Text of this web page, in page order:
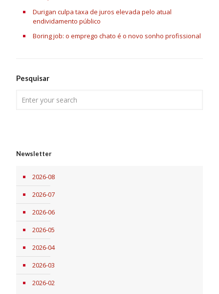
Durigan culpa taxa de juros elevada pelo atual
endividamento público
Boring job: o emprego chato é o novo sonho profissional
Pesquisar
Newsletter
2026-08
2026-07
2026-06
2026-05
2026-04
2026-03
2026-02